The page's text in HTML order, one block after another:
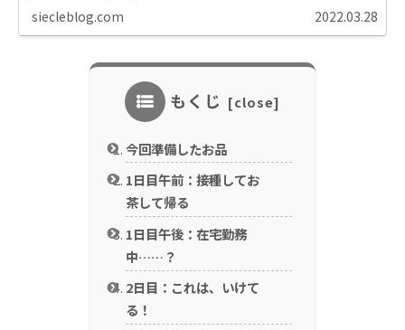
siecleblog.com 2022.03.28
もくじ
今回準備したお品
1日目午前：接種してお
茶して帰る
1日目午後：在宅勤務
中……？
2日目：これは、いけて
る！